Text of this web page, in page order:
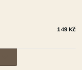
149 Kč